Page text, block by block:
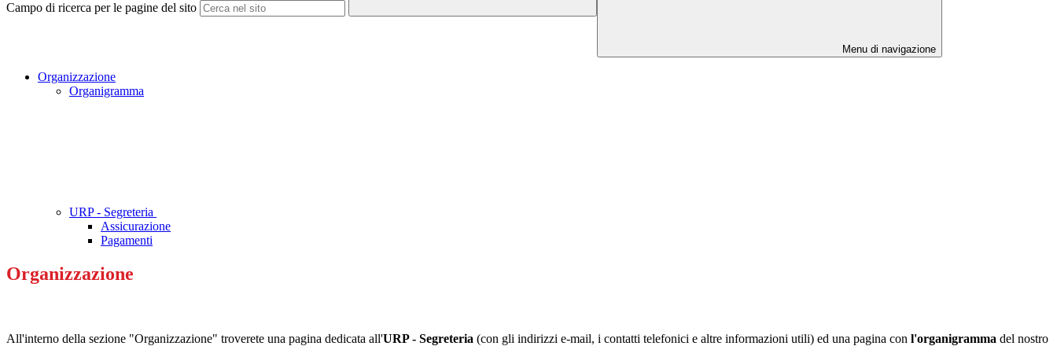
Campo di ricerca per le pagine del sito
Menu di navigazione
Organizzazione
Organigramma
URP - Segreteria
Assicurazione
Pagamenti
Organizzazione
All'interno della sezione "Organizzazione" troverete una pagina dedicata all'URP - Segreteria (con gli indirizzi e-mail, i contatti telefonici e altre informazioni utili) ed una pagina con l'organigramma del nostro